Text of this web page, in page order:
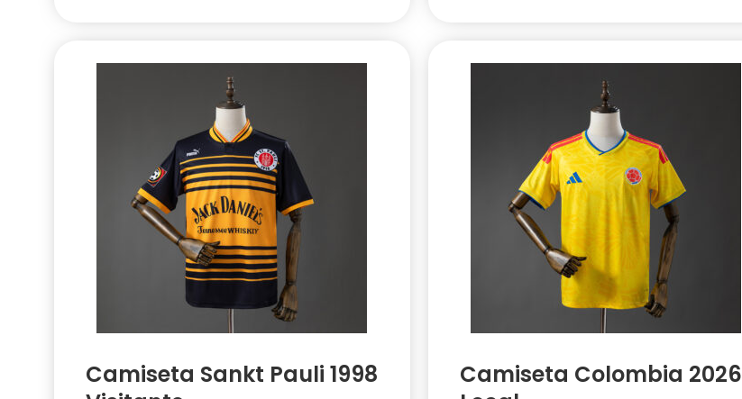
Camiseta Sankt Pauli 1998
Camiseta Colombia 2026